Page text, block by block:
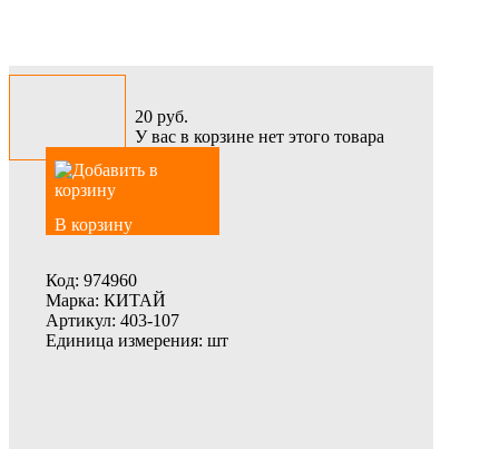
20 руб.
У вас в корзине нет этого товара
В корзину
Код: 974960
Марка: КИТАЙ
Артикул: 403-107
Единица измерения: шт